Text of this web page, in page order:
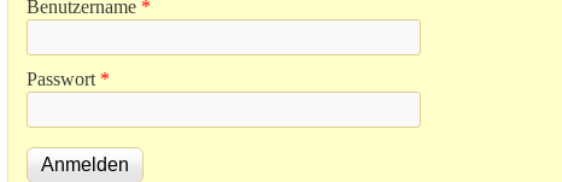
Benutzername *
Passwort *